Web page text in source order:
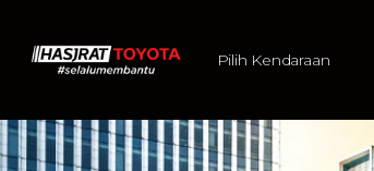
Pilih Kendaraan